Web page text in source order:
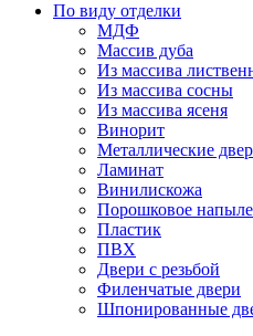
По виду отделки
МДФ
Массив дуба
Из массива
Из массива сосны
Из массива ясеня
Винорит
Металлические
Ламинат
Винилискожа
Порошковое
Пластик
ПВХ
Двери с резьбой
Филенчатые двери
Шпонированные